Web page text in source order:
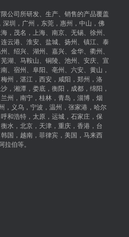
公司所研发、生产、销售的产品覆盖
圳，广州，东莞，惠州，中山，佛
，茂名，上海、南京、无锡、徐州、
云港、淮安、盐城、扬州、镇江、泰
、绍兴、湖州、嘉兴、金华、衢州、
湖、马鞍山、铜陵、池州、安庆、宣
、宿州、阜阳、亳州、六安、黄山，
州，湛江，西安，咸阳，郑州，洛
，湘潭，娄底，衡阳，成都，绵阳，
州，南宁，桂林，青岛，淄博，烟
，义乌，宁波，温州，张家港，哈尔
和浩特，太原，运城，石家庄，保
水，北京，天津，重庆，香港，台
国，越南，菲律宾，美国，马来西
伯等。